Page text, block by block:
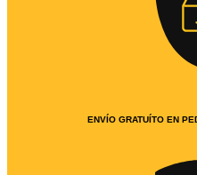
ENVÍO GRATUÍTO EN